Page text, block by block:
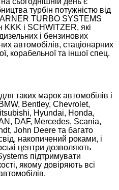
турбін потужністю від
TURBO SYSTEMS
KKK і SCHWITZER, які
і бензинових
автомобілів, стаціонарних
корабельної та іншої спец.
таких марок автомобілів і
Bentley, Chevrolet,
Hyundai, Honda,
DAF, Mercedes, Scania,
John Deere та багато
накопичений роками, і
центри дозволяють
підтримувати
якому довіряють всі